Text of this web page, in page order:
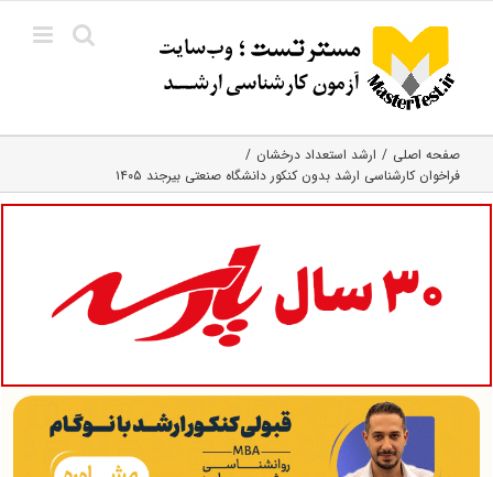
content
صفحه اصلی
ارشد استعداد درخشان
فراخوان کارشناسی ارشد بدون کنکور دانشگاه صنعتی بیرجند ۱۴۰۵